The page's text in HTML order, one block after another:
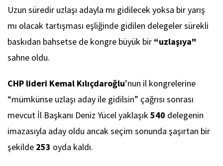
Uzun süredir uzlaşı adayla mı gidilecek yoksa bir yarış
mı olacak tartışması eşliğinde gidilen delegeler sürekli
baskıdan bahsetse de kongre büyük bir “uzlaşıya"
sahne oldu.
CHP lideri Kemal Kılıçdaroğlu’nun il kongrelerine
“mümkünse uzlaşı aday ile gidilsin” çağrısı sonrası
mevcut İl Başkanı Deniz Yücel yaklaşık540 delegenin
imazasıyla aday oldu ancak seçim sonunda şaşırtan bir
şekilde 253 oyda kaldı.